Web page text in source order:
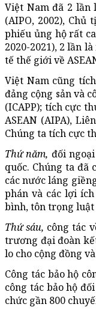
Việt Nam đã 2 lần
(AIPO, 2002),
phiếu ủng hộ rất
2020-2021), 2 lần
tế thế giới về
Việt Nam cũng
đảng cộng sản và
(ICAPP); tích cực
ASEAN (AIPA),
Chúng ta tích cực
Thứ năm, đối
quốc. Chúng ta
các nước láng
phán và các lợi
bình, tôn trọng luật
Thứ sáu, công tác
trương đại đoàn
lo cho cộng đồng
Công tác bảo hộ
công tác bảo hộ
chức gần 800